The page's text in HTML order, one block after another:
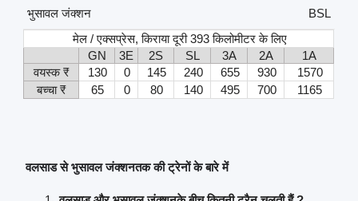
भुसावल जंक्शन
BSL
मेल / एक्सप्रेस, किराया दूरी 393 किलोमीटर के लिए
GN
3E 2S SL 3A 2A
1A
वयस्क ₹
130 0 145 240 655 930
1570
बच्चा ₹
65 0 80 140 495 700 1165
वलसाड से भुसावल जंक्शनतक की ट्रेनों के बारे में